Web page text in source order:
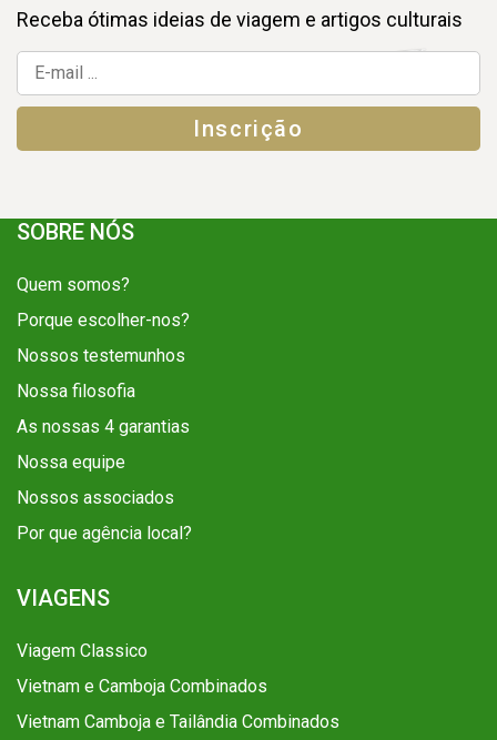
Receba ótimas ideias de viagem e artigos culturais
SOBRE NÓS
Quem somos?
Porque escolher-nos?
Nossos testemunhos
Nossa filosofia
As nossas 4 garantias
Nossa equipe
Nossos associados
Por que agência local?
VIAGENS
Viagem Classico
Vietnam e Camboja Combinados
Vietnam Camboja e Tailândia Combinados